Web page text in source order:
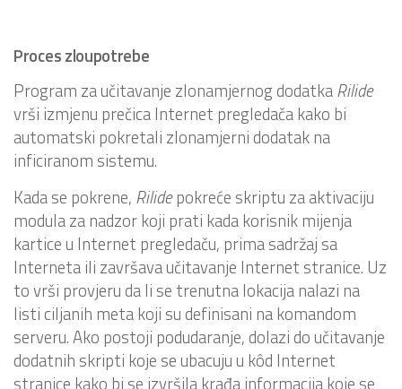
Proces zloupotrebe
Program za učitavanje zlonamjernog dodatkaRilide
vrši izmjenu prečica Internet pregledača kako bi
automatski pokretali zlonamjerni dodatak na
inficiranom sistemu.
Kada se pokrene, Rilidepokreće skriptu za aktivaciju
modula za nadzor koji prati kada korisnik mijenja
kartice u Internet pregledaču, prima sadržaj sa
Interneta ili završava učitavanje Internet stranice. Uz
to vrši provjeru da li se trenutna lokacija nalazi na
listi ciljanih meta koji su definisani na komandom
serveru. Ako postoji podudaranje, dolazi do učitavanje
dodatnih skripti koje se ubacuju u kôd Internet
stranice kako bi se izvršila krađa informacija koje se